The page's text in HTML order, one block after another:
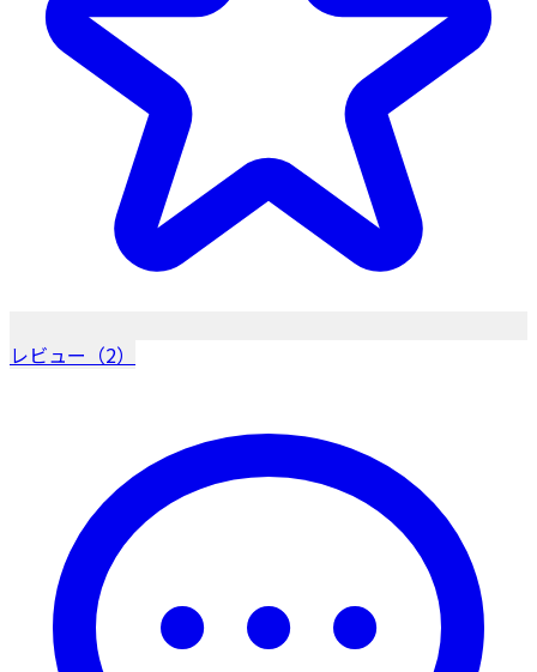
レビュー（2）